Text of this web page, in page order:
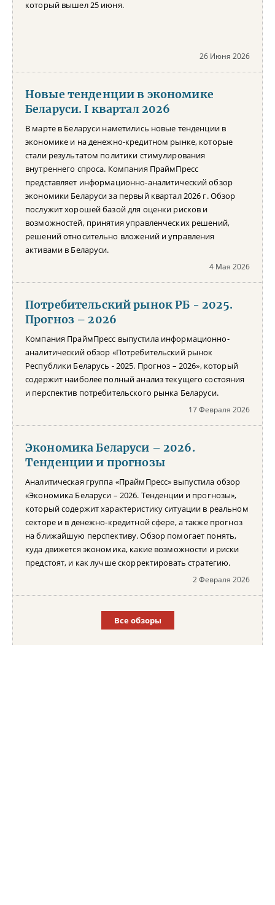
который вышел 25 июня.
26 Июня 2026
Новые тенденции в экономике
Беларуси. I квартал 2026
В марте в Беларуси наметились новые тенденции в
экономике и на денежно-кредитном рынке, которые
стали результатом политики стимулирования
внутреннего спроса. Компания ПраймПресс
представляет информационно-аналитический обзор
экономики Беларуси за первый квартал 2026 г. Обзор
послужит хорошей базой для оценки рисков и
возможностей, принятия управленческих решений,
решений относительно вложений и управления
активами в Беларуси.
4 Мая 2026
Потребительский рынок РБ - 2025.
Прогноз – 2026
Компания ПраймПресс выпустила информационно-
аналитический обзор «Потребительский рынок
Республики Беларусь - 2025. Прогноз – 2026», который
содержит наиболее полный анализ текущего состояния
и перспектив потребительского рынка Беларуси.
17 Февраля 2026
Экономика Беларуси – 2026.
Тенденции и прогнозы
Аналитическая группа «ПраймПресс» выпустила обзор
«Экономика Беларуси – 2026. Тенденции и прогнозы»,
который содержит характеристику ситуации в реальном
секторе и в денежно-кредитной сфере, а также прогноз
на ближайшую перспективу. Обзор помогает понять,
куда движется экономика, какие возможности и риски
предстоят, и как лучше скорректировать стратегию.
2 Февраля 2026
Все обзоры